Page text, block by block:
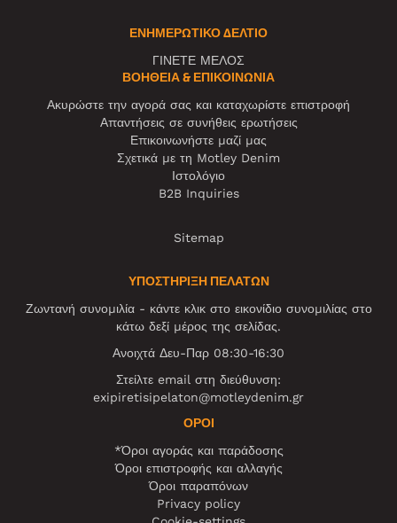
ΕΝΗΜΕΡΩΤΙΚΌ ΔΕΛΤΊΟ
ΓΙΝΕΤΕ ΜΕΛΟΣ
ΒΟΉΘΕΙΑ & ΕΠΙΚΟΙΝΩΝΊΑ
Ακυρώστε την αγορά σας και καταχωρίστε επιστροφή
Απαντήσεις σε συνήθεις ερωτήσεις
Επικοινωνήστε μαζί μας
Σχετικά με τη Motley Denim
Ιστολόγιο
B2B Inquiries
Sitemap
ΥΠΟΣΤΗΡΙΞΗ ΠΕΛΑΤΩΝ
Ζωντανή συνομιλία - κάντε κλικ στο εικονίδιο συνομιλίας στο
κάτω δεξί μέρος της σελίδας.
Ανοιχτά Δευ-Παρ 08:30-16:30
Στείλτε email στη διεύθυνση:
exipiretisipelaton@motleydenim.gr
ΌΡΟΙ
*Όροι αγοράς και παράδοσης
Όροι επιστροφής και αλλαγής
Όροι παραπόνων
Privacy policy